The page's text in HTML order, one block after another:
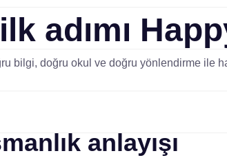
adımı
bilgi, doğru okul ve doğru yönlendirme ile
anlayışı